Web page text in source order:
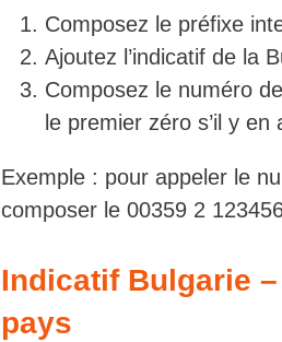
Composez le préfixe
Ajoutez l’indicatif de la
Composez le numéro
le premier zéro s’il y
Exemple : pour appeler le
composer le 00359 2
Indicatif Bulgarie
pays